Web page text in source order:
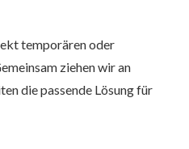
temporären oder
ziehen wir an
die passende Lösung für